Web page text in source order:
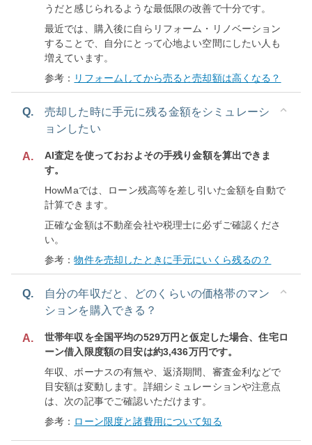
うだと感じられるような最低限の改善で十分です。
最近では、購入後に自らリフォーム・リノベーション
することで、自分にとって心地よい空間にしたい人も
増えています。
参考： リフォームしてから売ると売却額は高くなる？
Q.
売却した時に手元に残る金額をシミュレーシ
ョンしたい
A.
AI査定を使っておおよその手残り金額を算出できま
す。
HowMaでは、ローン残高等を差し引いた金額を自動で
計算できます。
正確な金額は不動産会社や税理士に必ずご確認くださ
い。
参考：物件を売却したときに手元にいくら残るの？
Q.
自分の年収だと、どのくらいの価格帯のマン
ションを購入できる？
A.
世帯年収を全国平均の529万円と仮定した場合、住宅ロ
ーン借入限度額の目安は約3,436万円です。
年収、ボーナスの有無や、返済期間、審査金利などで
目安額は変動します。詳細シミュレーションや注意点
は、次の記事でご確認いただけます。
参考： ローン限度と諸費用について知る